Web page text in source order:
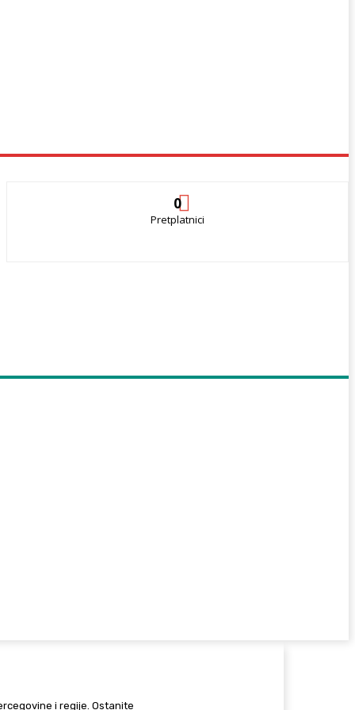
0
Pretplatnici
i regije. Ostanite